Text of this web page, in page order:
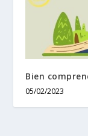
Bien
05/02/2023